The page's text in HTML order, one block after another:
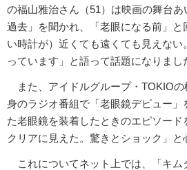
の福山雅治さん（51）は映画の舞台
過去」を聞かれ、「老眼になる前」と
い時計が）近くても遠くても見えな
っています」と語って話題になりまし
また、アイドルグループ・TOKIOの
身のラジオ番組で「老眼鏡デビュー
た老眼鏡を装着したときのエピソード
クリアに見えた。驚きとショック」と
これについてネット上では、「キ